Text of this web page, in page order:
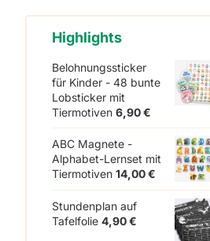
Highlights
Belohnungssticker
für Kinder - 48 bunte
Lobsticker mit
Tiermotiven 6,90€
ABC Magnete -
Alphabet-Lernset mit
Tiermotiven 14,00€
Stundenplan auf
Tafelfolie 4,90€